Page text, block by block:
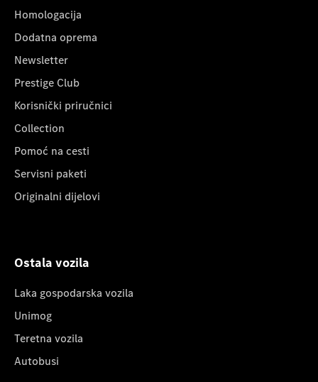
Homologacija
Dodatna oprema
Newsletter
Prestige Club
Korisnički priručnici
Collection
Pomoć na cesti
Servisni paketi
Originalni dijelovi
Ostala vozila
Laka gospodarska vozila
Unimog
Teretna vozila
Autobusi